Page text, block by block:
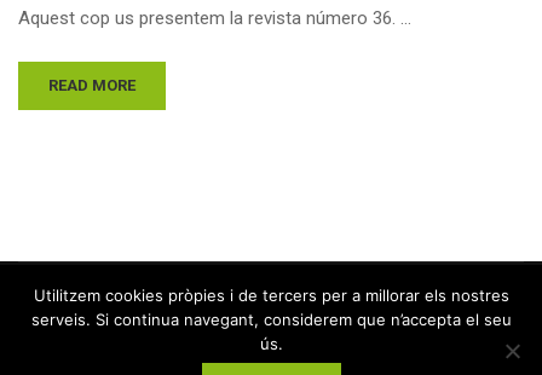
Aquest cop us presentem la revista número 36. …
READ MORE
Utilitzem cookies pròpies i de tercers per a millorar els nostres
serveis. Si continua navegant, considerem que n’accepta el seu
ús.